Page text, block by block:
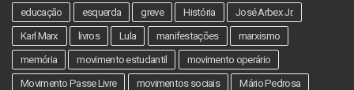
educação
esquerda greve História
José Arbex Jr.
Karl Marx
livros Lula manifestações
marxismo
memória
movimento estudantil
movimento operário
Movimento Passe Livre
movimentos sociais Mário Pedrosa